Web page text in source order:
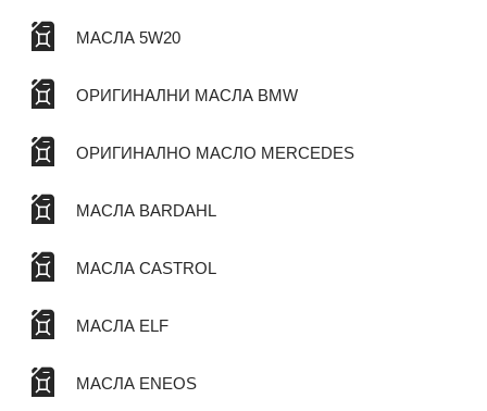
МАСЛА 5W20
ОРИГИНАЛНИ МАСЛА BMW
ОРИГИНАЛНО МАСЛО MERCEDES
МАСЛА BARDAHL
МАСЛА CASTROL
МАСЛА ELF
МАСЛА ENEOS